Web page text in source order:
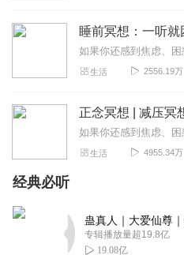
生活 2556.19万
生活 4955.34万
经典必听
专辑播放量超19.8亿
19.08亿